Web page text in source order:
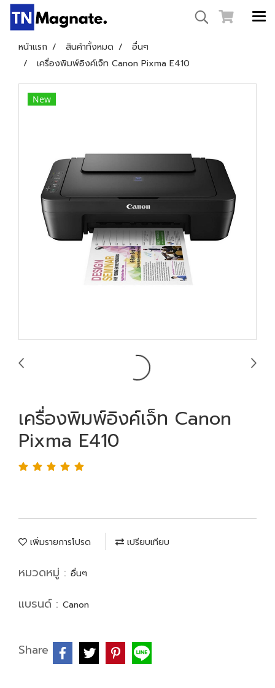
หน้าแรก สินค้าทั้งหมด
อื่นๆ
เครื่องพิมพ์อิงค์เจ็ท Canon Pixma E410
New
เครื่องพิมพ์อิงค์เจ็ท Canon
Pixma E410
เพิ่มรายการโปรด เปรียบเทียบ
หมวดหมู่ : อื่นๆ
แบรนด์ : Canon
Share